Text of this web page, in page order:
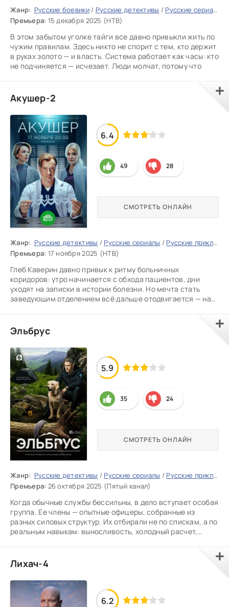
Жанр: Русские боевики/ Русские детективы / Русские сериалы
Премьера: 15 декабря 2025 (НТВ)
В этом забытом уголке тайги все давно привыкли жить по
чужим правилам. Здесь никто не спорит с тем, кто держит
в руках золото — и власть. Система работает как часы: кто
не подчиняется — исчезает. Люди молчат, потому что
Акушер-2
Жанр: Русские детективы / Русские сериалы / Русские приключения
Премьера: 17 ноября 2025 (НТВ)
Глеб Каверин давно привык к ритму больничных
коридоров: утро начинается с обхода пациентов, дни
уходят на записки в истории болезни. Но мечта стать
заведующим отделением всё дальше отодвигается — на
СМОТРЕТЬ ОНЛАЙН
6.4
49 28
Эльбрус
Жанр: Русские детективы / Русские сериалы / Русские приключения
Премьера: 26 октября 2025 (Пятый канал)
Когда обычные службы бессильны, в дело вступает особая
группа. Ее члены — опытные офицеры, собранные из
разных силовых структур. Их отбирали не по спискам, а по
реальным навыкам: выносливость, холодный расчет,
СМОТРЕТЬ ОНЛАЙН
5.9
35 24
Лихач-4
6.2